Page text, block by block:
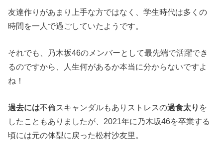
友達作りがあまり上手な方ではなく、学生時代は多くの
時間を一人で過ごしていたようです。
それでも、乃木坂46のメンバーとして最先端で活躍でき
るのですから、人生何があるか本当に分からないですよ
ね！
過去には不倫スキャンダルもありストレスの過食太り を
したこともありましたが、2021年に乃木坂46を卒業する
頃には元の体型に戻った松村沙友里。